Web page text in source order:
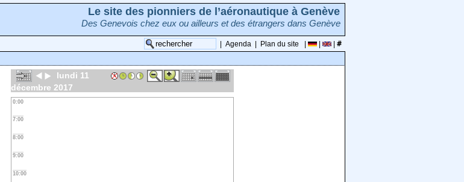
Le site des pionniers de l’aéronautique à Genève
Des Genevois chez eux ou ailleurs et des étrangers dans Genève
Agenda Plan du site
lundi 11
décembre 2017
0:00
7:00
8:00
9:00
10:00